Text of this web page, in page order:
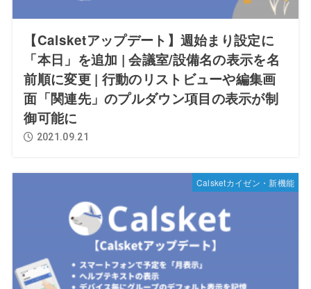
【Calsketアップデート】週始まり設定に
「本日」を追加 | 会議室/設備名の表示を名
前順に変更 | 行動のリストビューや編集画
面「関連先」のプルダウン項目の表示が制
御可能に
2021.09.21
Calsketカイゼン・新機能